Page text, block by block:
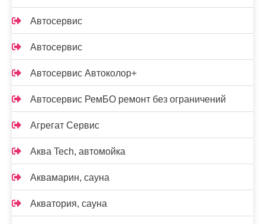
Автосервис
Автосервис
Автосервис Автоколор+
Автосервис РемБО ремонт без ограничений
Агрегат Сервис
Аква Tech, автомойка
Аквамарин, сауна
Акватория, сауна